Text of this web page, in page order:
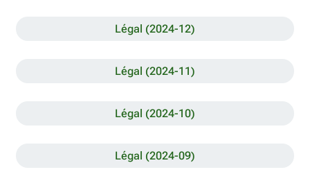
Légal (2024-12)
Légal (2024-11)
Légal (2024-10)
Légal (2024-09)